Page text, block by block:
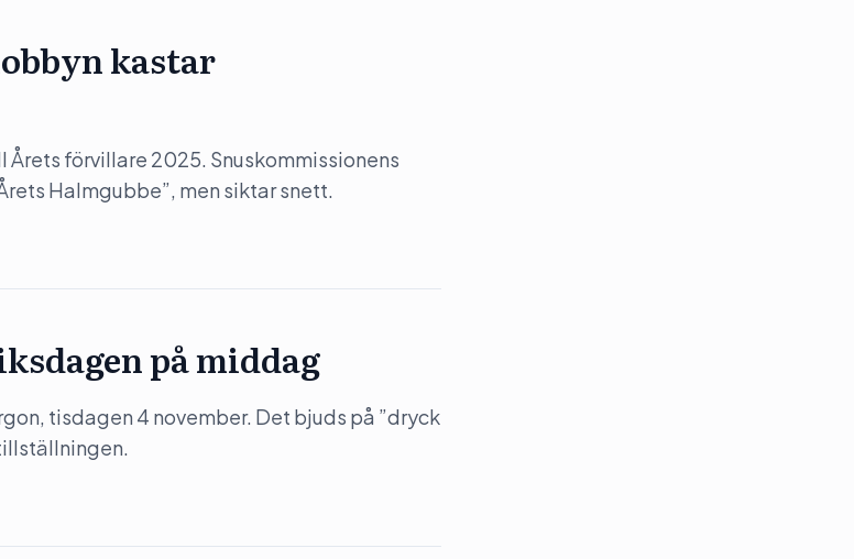
kastar
förvillare 2025. Snuskommissionens
Halmgubbe”, men siktar snett.
på middag
tisdagen 4 november. Det bjuds på ”dryck